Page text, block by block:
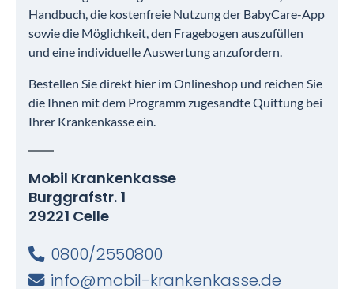
Handbuch, die kostenfreie Nutzung der BabyCare-App
sowie die Möglichkeit, den Fragebogen auszufüllen
und eine individuelle Auswertung anzufordern.
Bestellen Sie direkt hier im Onlineshop und reichen Sie
die Ihnen mit dem Programm zugesandte Quittung bei
Ihrer Krankenkasse ein.
Mobil Krankenkasse
Burggrafstr. 1
29221 Celle
0800/2550800
info@mobil-krankenkasse.de